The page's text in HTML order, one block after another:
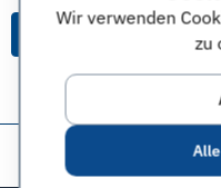
Wir verwenden
zu
Alle Themen &
Diese Seite